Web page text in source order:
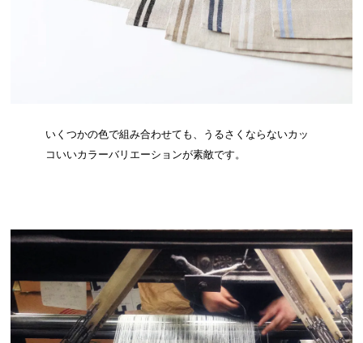
いくつかの色で組み合わせても、うるさくならないカッ
コいいカラーバリエーションが素敵です。